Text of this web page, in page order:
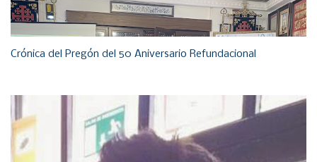
Crónica del Pregón del 50 Aniversario Refundacional